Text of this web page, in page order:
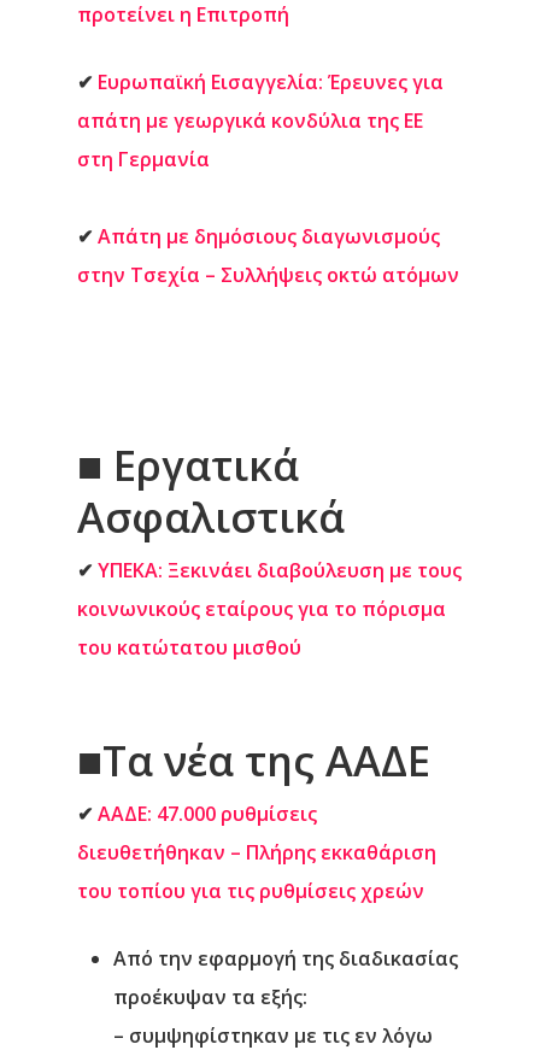
προτείνει η Επιτροπή
✔ Ευρωπαϊκή Εισαγγελία: Έρευνες για
απάτη με γεωργικά κονδύλια της ΕΕ
στη Γερμανία
✔ Απάτη με δημόσιους διαγωνισμούς
στην Τσεχία – Συλλήψεις οκτώ ατόμων
■ Εργατικά
Ασφαλιστικά
✔ ΥΠΕΚΑ: Ξεκινάει διαβούλευση με τους
κοινωνικούς εταίρους για το πόρισμα
του κατώτατου μισθού
■Τα νέα της ΑΑΔΕ
✔ ΑΑΔΕ: 47.000 ρυθμίσεις
διευθετήθηκαν – Πλήρης εκκαθάριση
του τοπίου για τις ρυθμίσεις χρεών
Από την εφαρμογή της διαδικασίας
προέκυψαν τα εξής:
– συμψηφίστηκαν με τις εν λόγω